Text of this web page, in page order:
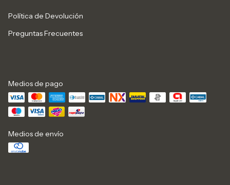
Política de Devolución
Preguntas Frecuentes
Medios de pago
Medios de envío